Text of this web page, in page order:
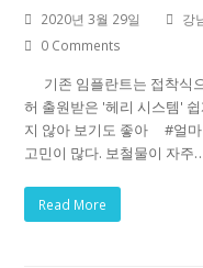
2020년 3월 29일 강
0 Comments
기존 임플란트는 접착식
허 출원받은 '헤리 시스템'
지 않아 보기도 좋아 #얼마
고민이 많다. 보철물이 자주
Read More